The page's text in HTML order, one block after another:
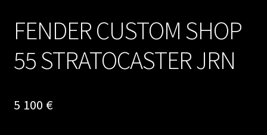
FENDER CUSTOM SHOP
55 STRATOCASTER JRN
5 100 €